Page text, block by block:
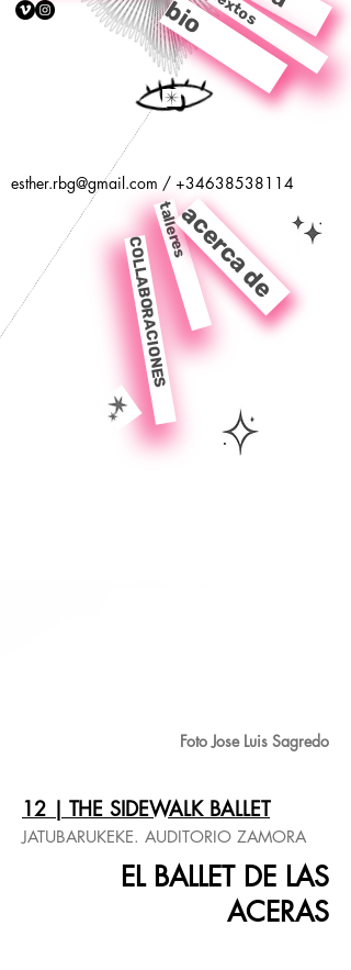
bio
esther.rbg@gmail.com / +34638538114
talleresacerca de
COLLABORACIONES
Foto Jose Luis Sagredo
12 | THE SIDEWALK BALLET
JATUBARUKEKE. AUDITORIO ZAMORA
EL BALLET DE LAS
ACERAS